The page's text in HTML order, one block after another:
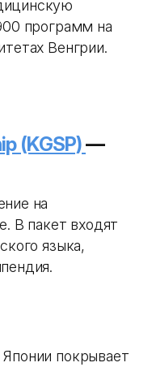
программ на
Венгрии.
(KGSP)—
на
В пакет входят
языка,
покрывает